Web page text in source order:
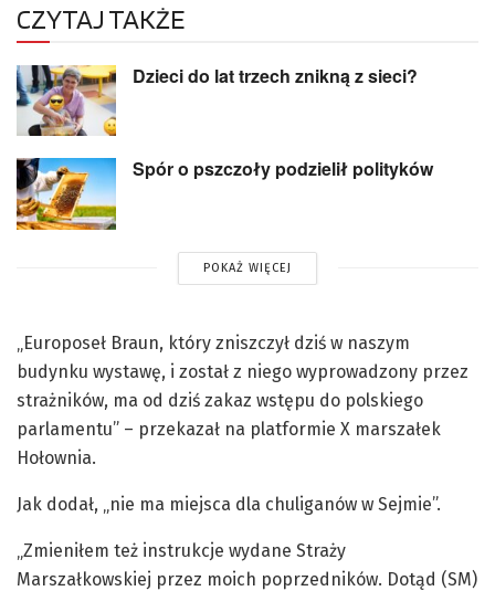
CZYTAJ TAKŻE
Dzieci do lat trzech znikną z sieci?
Spór o pszczoły podzielił polityków
POKAŻ WIĘCEJ
„Europoseł Braun, który zniszczył dziś w naszym
budynku wystawę, i został z niego wyprowadzony przez
strażników, ma od dziś zakaz wstępu do polskiego
parlamentu” – przekazał na platformie X marszałek
Hołownia.
Jak dodał, „nie ma miejsca dla chuliganów w Sejmie”.
„Zmieniłem też instrukcje wydane Straży
Marszałkowskiej przez moich poprzedników. Dotąd (SM)